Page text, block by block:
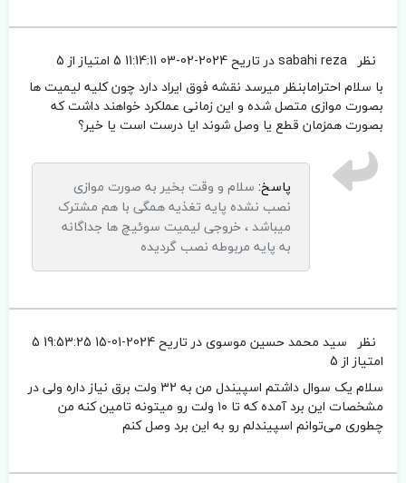
نظر sabahi rezaدر تاریح 2024-02-03 11:14:11
5 امتیاز از 5
با سلام احترامابنظر میرسد نقشه فوق ایراد دارد چون کلیه لیمیت ها
بصورت موازی متصل شده و این زمانی عملکرد خواهند داشت که
بصورت همزمان قطع یا وصل شوند ایا درست است یا خیر؟
پاسخ: سلام و وقت بخیر به صورت موازی
نصب نشده پایه تغذیه همگی با هم مشترک
میباشد ، خروجی لیمیت سوئیچ ها جداگانه
به پایه مربوطه نصب گردیده
نظر سید محمد حسین موسویدر تاریح 2024-01-15 19:53:25
5
امتیاز از 5
سلام یک سوال داشتم اسپیندل من به ۳۲ ولت برق نیاز داره ولی در
مشخصات این برد آمده که تا ۱۰ ولت رو میتونه تامین کنه من
چطوری می‌توانم اسپیندلم رو به این برد وصل کنم